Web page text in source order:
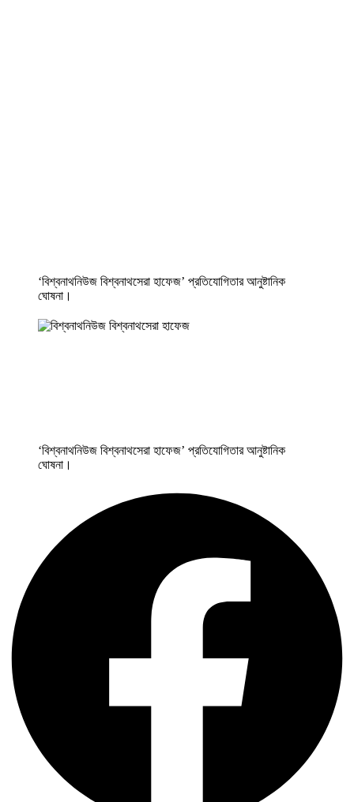
‘বিশ্বনাথনিউজ বিশ্বনাথসেরা হাফেজ’ প্রতিযোগিতার আনুষ্টানিক
ঘোষনা।
‘বিশ্বনাথনিউজ বিশ্বনাথসেরা হাফেজ’ প্রতিযোগিতার আনুষ্টানিক
ঘোষনা।